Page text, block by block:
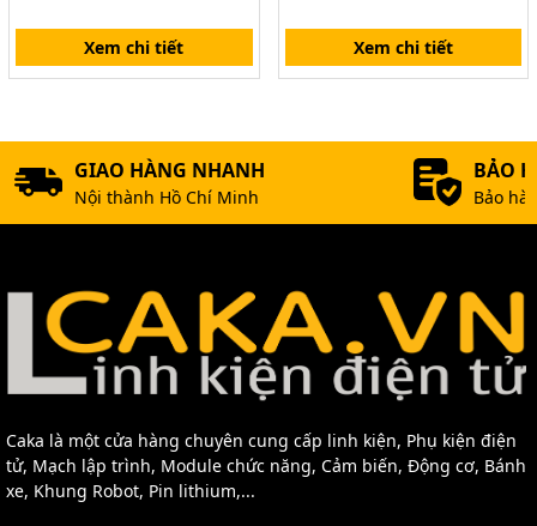
Xem chi tiết Xem chi tiết
GIAO HÀNG NHANH
Nội thành Hồ Chí Minh
BẢO
Bảo
Caka là một cửa hàng chuyên cung cấp linh kiện, Phụ kiện điện
tử, Mạch lập trình, Module chức năng, Cảm biến, Động cơ, Bánh
xe, Khung Robot, Pin lithium,...